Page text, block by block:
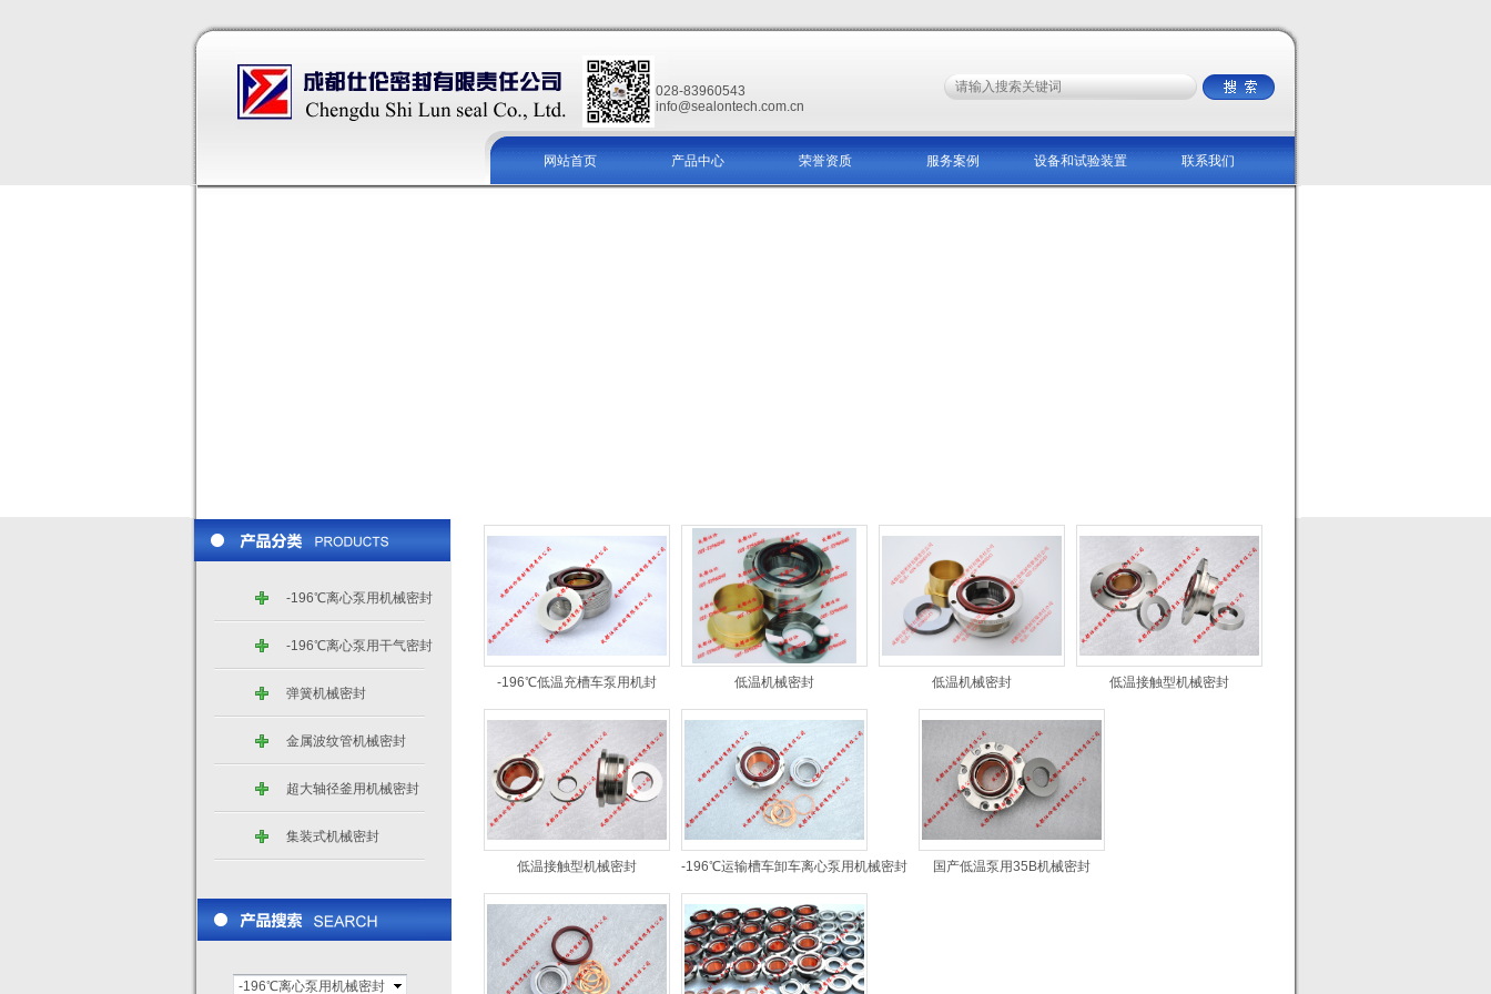
网站首页 产品中心 荣誉资质 服务案例 设备和试验装置 联系我们
028-83960543
info@sealontech.com.cn
-196℃低温充槽车泵用机封 低温机械密封 低温机械密封 低温接触型机械密封
低温接触型机械密封 -196℃运输槽车卸车离心泵用机械密封 国产低温泵用35B机械密封
-196℃离心泵用机械密封
-196℃离心泵用机械密封
-196℃离心泵用干气密封
弹簧机械密封
金属波纹管机械密封
超大轴径釜用机械密封
集装式机械密封